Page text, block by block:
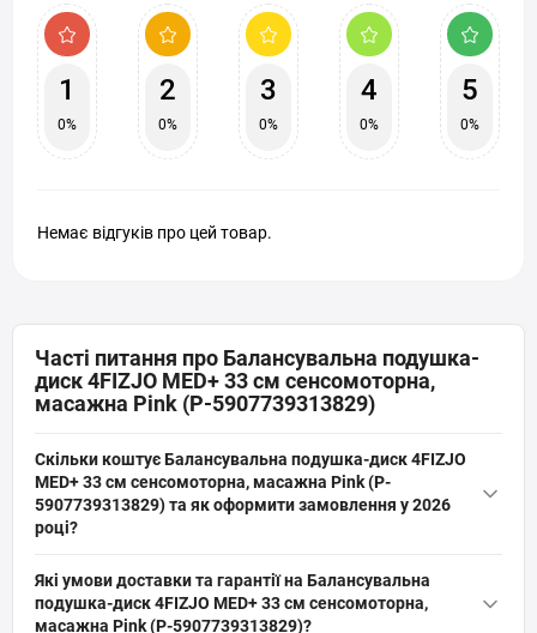
1
0%
2
0%
3
0%
4
0%
5
0%
Немає відгуків про цей товар.
Часті питання про Балансувальна подушка-
диск 4FIZJO MED+ 33 см сенсомоторна,
масажна Pink (P-5907739313829)
Скільки коштує Балансувальна подушка-диск 4FIZJO
MED+ 33 см сенсомоторна, масажна Pink (P-
5907739313829) та як оформити замовлення у 2026
році?
подушка-диск 4FIZJO MED+ 33 см сенсомоторна, масажна Pink
(P-5907739313829) (артикул: P-5907739313829) від бренду
Які умови доставки та гарантії на Балансувальна
подушка-диск 4FIZJO MED+ 33 см сенсомоторна,
масажна Pink (P-5907739313829)?